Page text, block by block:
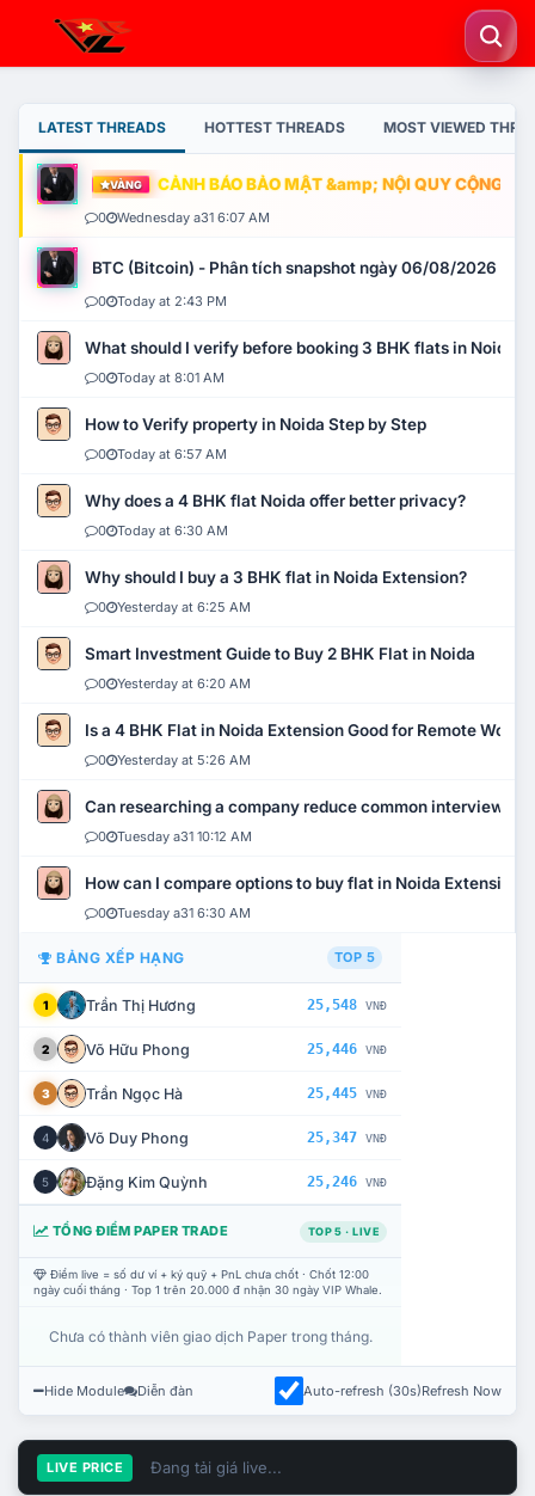
LATEST THREADS HOTTEST THREADS MOST VIEWED
VÀNG CẢNH BÁO BẢO MẬT &amp; NỘI QUY CỘNG
0 Wednesday a31 6:07 AM
BTC (Bitcoin) - Phân tích snapshot ngày 06/08/2026
0 Today at 2:43 PM
What should I verify before booking 3 BHK flats in Noida?
0 Today at 8:01 AM
How to Verify property in Noida Step by Step
0 Today at 6:57 AM
Why does a 4 BHK flat Noida offer better privacy?
0 Today at 6:30 AM
Why should I buy a 3 BHK flat in Noida Extension?
0 Yesterday at 6:25 AM
Smart Investment Guide to Buy 2 BHK Flat in Noida
0 Yesterday at 6:20 AM
Is a 4 BHK Flat in Noida Extension Good for Remote Work?
0 Yesterday at 5:26 AM
Can researching a company reduce common interview
0 Tuesday a31 10:12 AM
How can I compare options to buy flat in Noida Extension?
0 Tuesday a31 6:30 AM
BẢNG XẾP HẠNG TOP 5
1 Trần Thị Hương 25,548 VNĐ
2 Võ Hữu Phong 25,446 VNĐ
3 Trần Ngọc Hà 25,445 VNĐ
4 Võ Duy Phong 25,347 VNĐ
5 Đặng Kim Quỳnh 25,246 VNĐ
TỔNG ĐIỂM PAPER TRADE TOP 5 · LIVE
Điểm live = số dư ví + ký quỹ + PnL chưa chốt · Chốt 12:00
ngày cuối tháng · Top 1 trên 20.000 đ nhận 30 ngày VIP Whale.
Chưa có thành viên giao dịch Paper trong tháng.
Hide Module Diễn đàn Auto-refresh (30s)Refresh Now
LIVE PRICE Đang tải giá live...